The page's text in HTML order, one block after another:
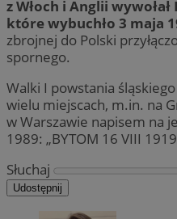
z Włoch i Anglii
które wybuchło 3 maja
zbrojnej do Polski
spornego.
Walki I powstania
wielu miejscach, m.in. na
w Warszawie napisem na
1989: „BYTOM 16 VIII
Słuchaj
Udostępnij